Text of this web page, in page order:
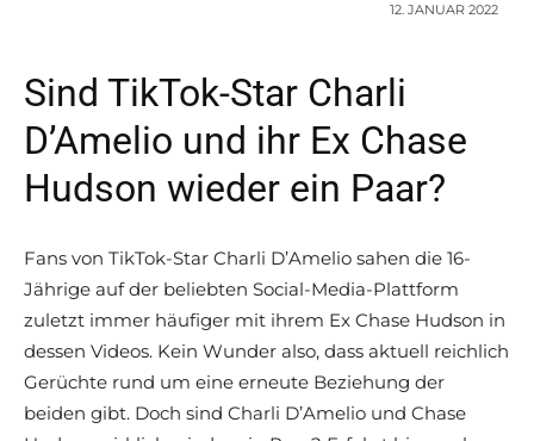
12. JANUAR 2022
Sind TikTok-Star Charli
D’Amelio und ihr Ex Chase
Hudson wieder ein Paar?
Fans von TikTok-Star Charli D’Amelio sahen die 16-
Jährige auf der beliebten Social-Media-Plattform
zuletzt immer häufiger mit ihrem Ex Chase Hudson in
dessen Videos. Kein Wunder also, dass aktuell reichlich
Gerüchte rund um eine erneute Beziehung der
beiden gibt. Doch sind Charli D’Amelio und Chase